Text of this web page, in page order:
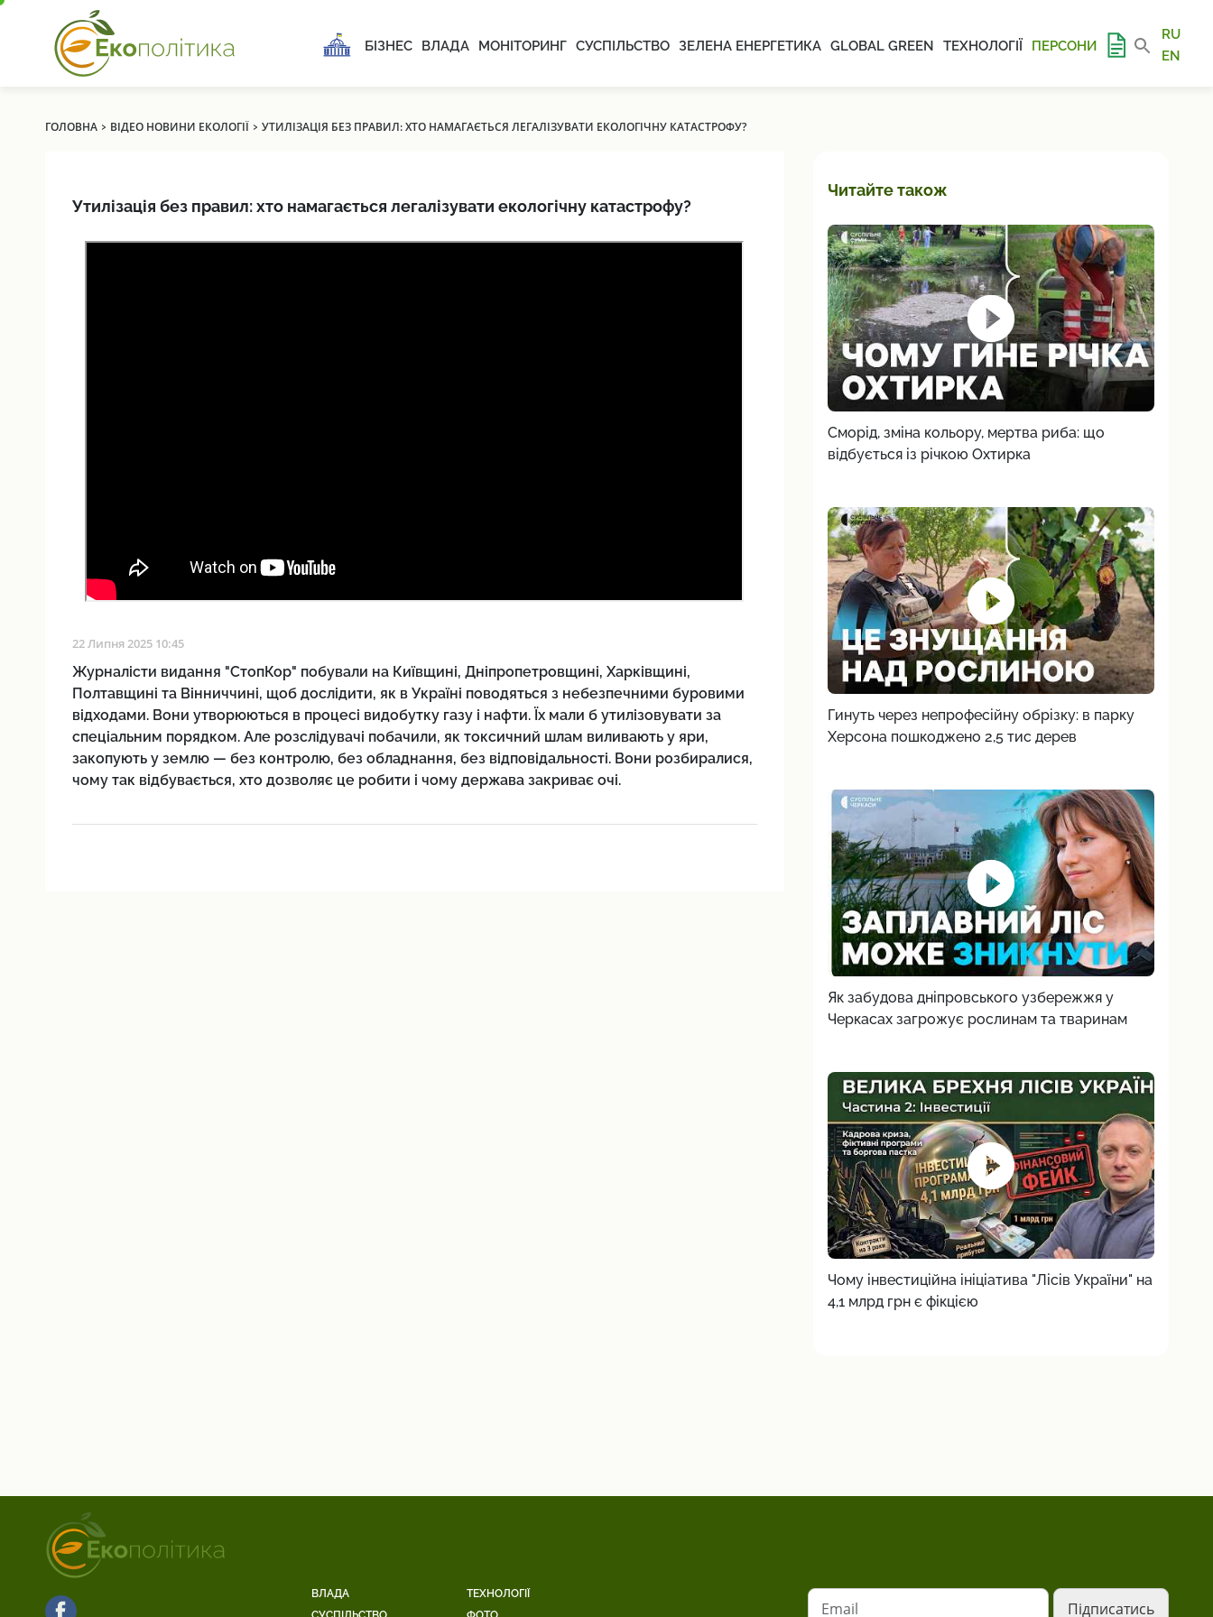
БІЗНЕС ВЛАДА МОНІТОРИНГ СУСПІЛЬСТВО ЗЕЛЕНА ЕНЕРГЕТИКА GLOBAL GREEN ТЕХНОЛОГІЇ ПЕРСОНИ
RU
EN
ГОЛОВНА› ВІДЕО НОВИНИ ЕКОЛОГІЇ› УТИЛІЗАЦІЯ БЕЗ ПРАВИЛ: ХТО НАМАГАЄТЬСЯ ЛЕГАЛІЗУВАТИ ЕКОЛОГІЧНУ КАТАСТРОФУ?
Утилізація без правил: хто намагається легалізувати екологічну катастрофу?
22 Липня 2025 10:45
Журналісти видання "СтопКор" побували на Київщині, Дніпропетровщині, Харківщині,
Полтавщині та Вінниччині, щоб дослідити, як в Україні поводяться з небезпечними буровими
відходами. Вони утворюються в процесі видобутку газу і нафти. Їх мали б утилізовувати за
спеціальним порядком. Але розслідувачі побачили, як токсичний шлам виливають у яри,
закопують у землю — без контролю, без обладнання, без відповідальності. Вони розбиралися,
чому так відбувається, хто дозволяє це робити і чому держава закриває очі.
Читайте також
Сморід, зміна кольору, мертва риба: що
відбується із річкою Охтирка
Гинуть через непрофесійну обрізку: в парку
Херсона пошкоджено 2,5 тис дерев
Як забудова дніпровського узбережжя у
Черкасах загрожує рослинам та тваринам
Чому інвестиційна ініціатива "Лісів України" на
4,1 млрд грн є фікцією
ВЛАДА
ТЕХНОЛОГІЇ
Email